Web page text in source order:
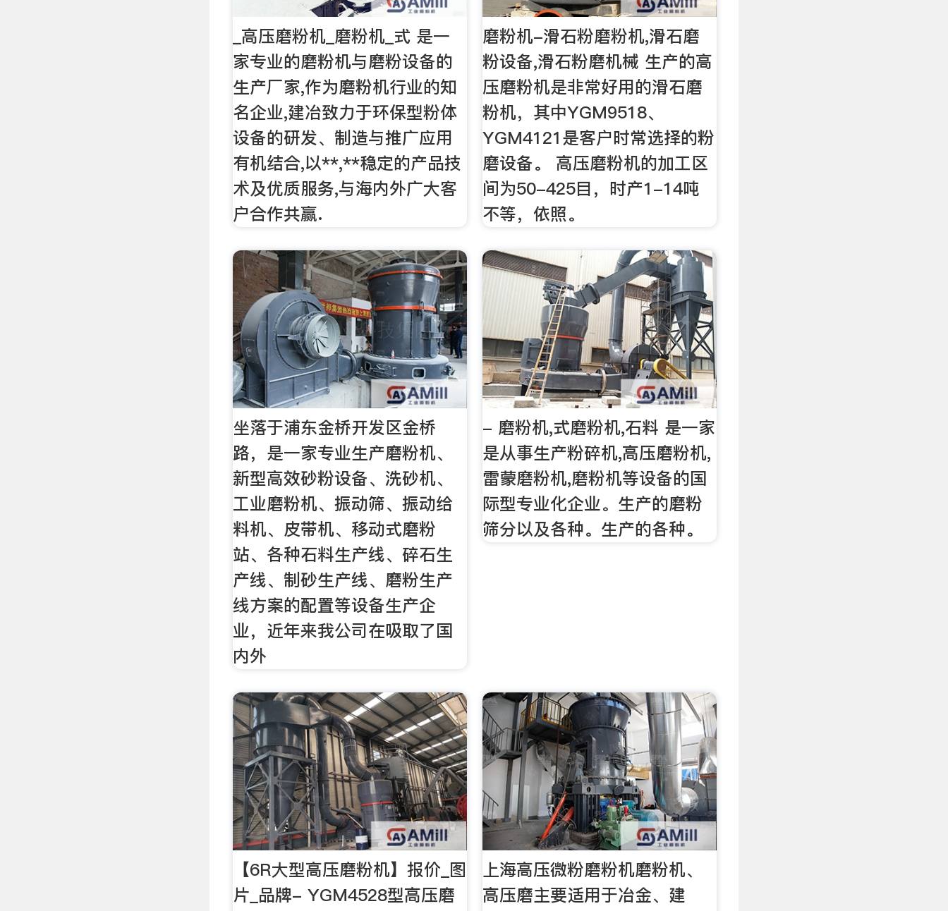
_高压磨粉机_磨粉机_式 是一
家专业的磨粉机与磨粉设备的
生产厂家,作为磨粉机行业的知
名企业,建冶致力于环保型粉体
设备的研发、制造与推广应用
有机结合,以**,**稳定的产品技
术及优质服务,与海内外广大客
户合作共赢.
磨粉机-滑石粉磨粉机,滑石磨
粉设备,滑石粉磨机械 生产的高
压磨粉机是非常好用的滑石磨
粉机，其中YGM9518、
YGM4121是客户时常选择的粉
磨设备。 高压磨粉机的加工区
间为50-425目，时产1-14吨
不等，依照。
坐落于浦东金桥开发区金桥
路，是一家专业生产磨粉机、
新型高效砂粉设备、洗砂机、
工业磨粉机、振动筛、振动给
料机、皮带机、移动式磨粉
站、各种石料生产线、碎石生
产线、制砂生产线、磨粉生产
线方案的配置等设备生产企
业，近年来我公司在吸取了国
内外
- 磨粉机,式磨粉机,石料 是一家
是从事生产粉碎机,高压磨粉机,
雷蒙磨粉机,磨粉机等设备的国
际型专业化企业。生产的磨粉
筛分以及各种。生产的各种。
【6R大型高压磨粉机】报价_图
片_品牌- YGM4528型高压磨
上海高压微粉磨粉机磨粉机、
高压磨主要适用于冶金、建